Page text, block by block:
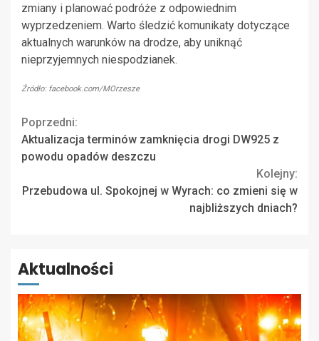
zmiany i planować podróże z odpowiednim
wyprzedzeniem. Warto śledzić komunikaty dotyczące
aktualnych warunków na drodze, aby uniknąć
nieprzyjemnych niespodzianek.
Źródło: facebook.com/MOrzesze
Continue
Reading
Poprzedni:
Aktualizacja terminów zamknięcia drogi DW925 z
powodu opadów deszczu
Kolejny:
Przebudowa ul. Spokojnej w Wyrach: co zmieni się w
najbliższych dniach?
Aktualności